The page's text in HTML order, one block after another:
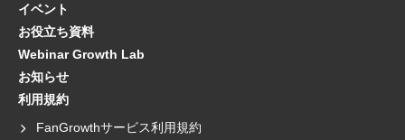
イベント
お役立ち資料
Webinar Growth Lab
お知らせ
利用規約
FanGrowthサービス利用規約